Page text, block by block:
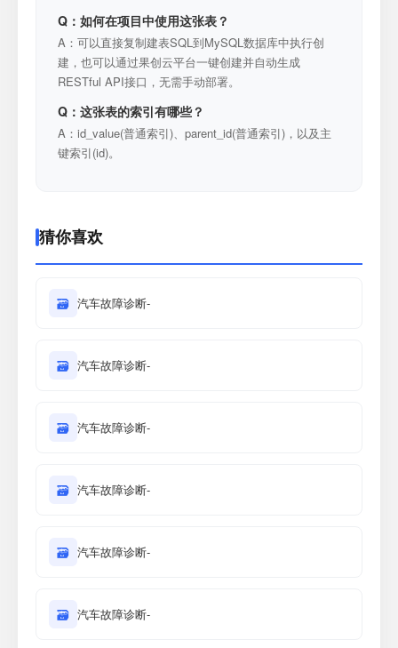
Q：如何在项目中使用这张表？
A：可以直接复制建表SQL到MySQL数据库中执行创
建，也可以通过果创云平台一键创建并自动生成
RESTful API接口，无需手动部署。
Q：这张表的索引有哪些？
A：id_value(普通索引)、parent_id(普通索引)，以及主
键索引(id)。
猜你喜欢
🗃 汽车故障诊断-
🗃 汽车故障诊断-
🗃 汽车故障诊断-
🗃 汽车故障诊断-
🗃 汽车故障诊断-
🗃 汽车故障诊断-